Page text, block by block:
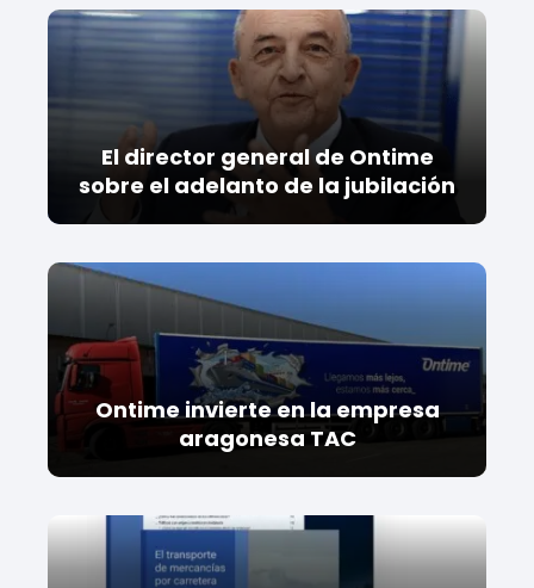
El director general de Ontime
sobre el adelanto de la jubilación
Ontime invierte en la empresa
aragonesa TAC